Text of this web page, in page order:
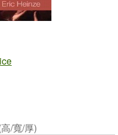
/寬/厚)